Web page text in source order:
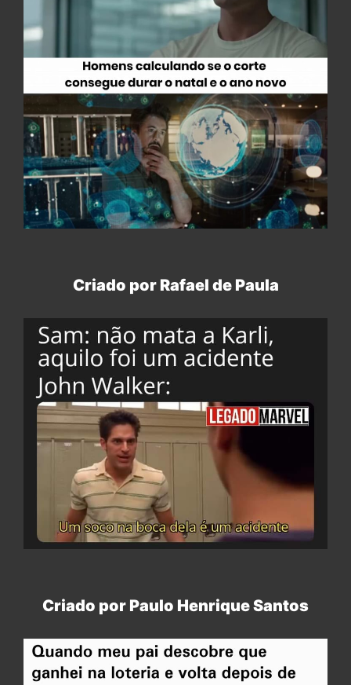
Criado por Rafael de Paula
Criado por Paulo Henrique Santos